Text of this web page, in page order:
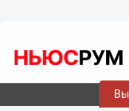
Мозаичное
военных лет
Нижнем
Выставка «Ленинский
Отечественной